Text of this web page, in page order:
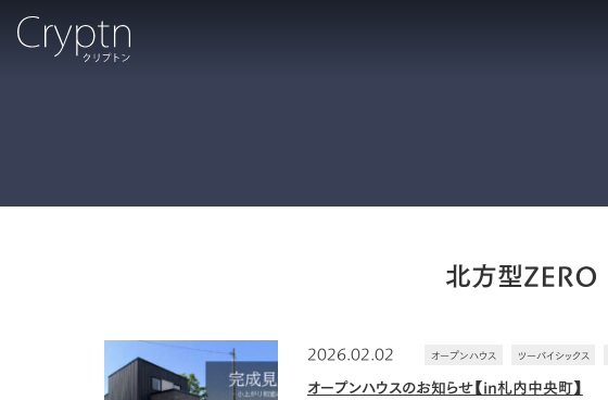
北方型ZERO
オープンハウスのお知らせ【in札内中央町】
オープンハウス ツーバイシックス
2026.02.02